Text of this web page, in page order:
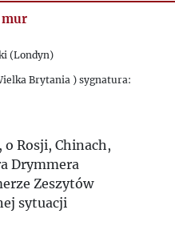
mur
(Londyn)
Brytania ) sygnatura:
Rosji, Chinach,
Drymmera
Zeszytów
sytuacji